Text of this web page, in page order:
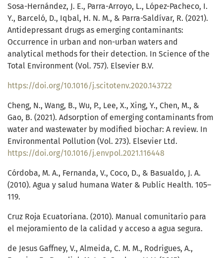
Sosa-Hernández, J. E., Parra-Arroyo, L., López-Pacheco, I.
Y., Barceló, D., Iqbal, H. N. M., & Parra-Saldívar, R. (2021).
Antidepressant drugs as emerging contaminants:
Occurrence in urban and non-urban waters and
analytical methods for their detection. In Science of the
Total Environment (Vol. 757). Elsevier B.V.
https://doi.org/10.1016/j.scitotenv.2020.143722
Cheng, N., Wang, B., Wu, P., Lee, X., Xing, Y., Chen, M., &
Gao, B. (2021). Adsorption of emerging contaminants from
water and wastewater by modified biochar: A review. In
Environmental Pollution (Vol. 273). Elsevier Ltd.
https://doi.org/10.1016/j.envpol.2021.116448
Córdoba, M. A., Fernanda, V., Coco, D., & Basualdo, J. A.
(2010). Agua y salud humana Water & Public Health. 105–
119.
Cruz Roja Ecuatoriana. (2010). Manual comunitario para
el mejoramiento de la calidad y acceso a agua segura.
de Jesus Gaffney, V., Almeida, C. M. M., Rodrigues, A.,